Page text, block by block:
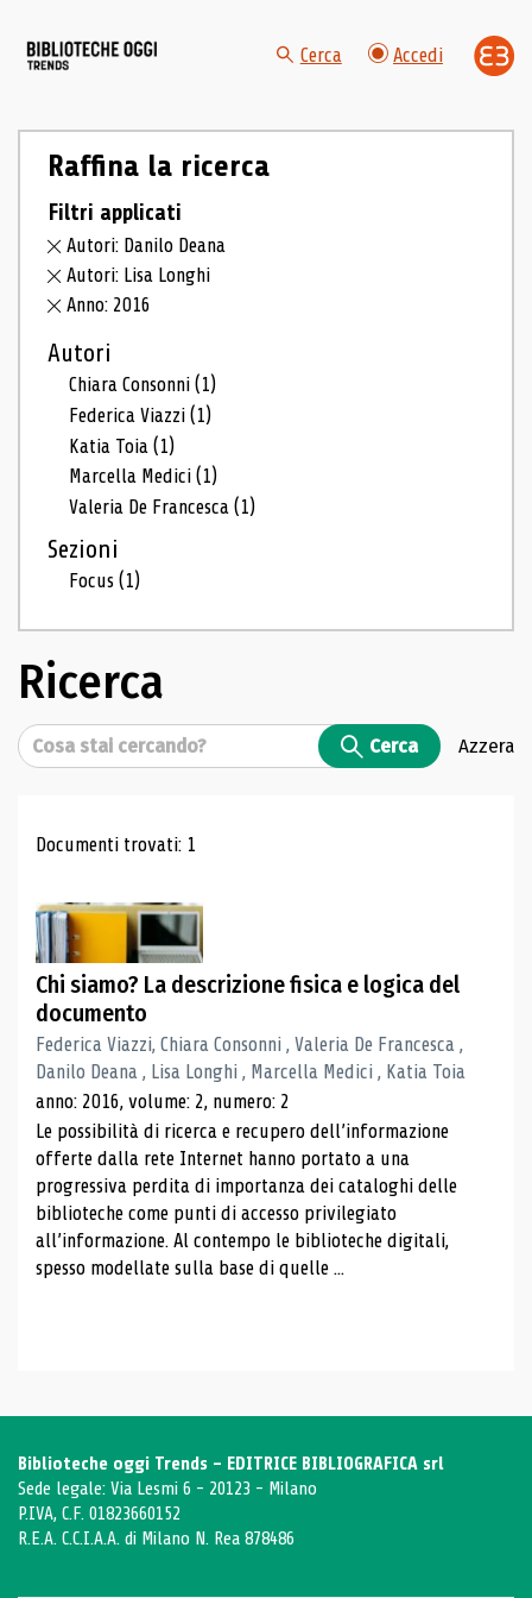
Cerca Accedi
Raffina la ricerca
Filtri applicati
Autori: Danilo Deana
Autori: Lisa Longhi
Anno: 2016
Autori
Chiara Consonni(1)
Federica Viazzi(1)
Katia Toia(1)
Marcella Medici(1)
Valeria De Francesca(1)
Sezioni
Focus(1)
Ricerca
Cerca Cerca Azzera
Risultati di ricerca
Documenti trovati: 1
Chi siamo? La descrizione fisica e logica del
documento
Federica Viazzi, Chiara Consonni , Valeria De Francesca ,
Danilo Deana , Lisa Longhi , Marcella Medici , Katia Toia
anno: 2016, volume: 2, numero: 2
Le possibilità di ricerca e recupero dell’informazione
offerte dalla rete Internet hanno portato a una
progressiva perdita di importanza dei cataloghi delle
biblioteche come punti di accesso privilegiato
all’informazione. Al contempo le biblioteche digitali,
spesso modellate sulla base di quelle ...
Biblioteche oggi Trends - EDITRICE BIBLIOGRAFICA srl
Sede legale: Via Lesmi 6 - 20123 - Milano
P.IVA, C.F. 01823660152
R.E.A. C.C.I.A.A. di Milano N. Rea 878486